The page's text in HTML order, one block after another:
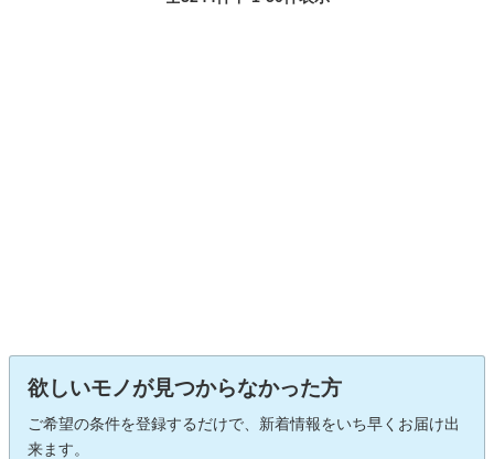
欲しいモノが見つからなかった方
ご希望の条件を登録するだけで、新着情報をいち早くお届け出
来ます。